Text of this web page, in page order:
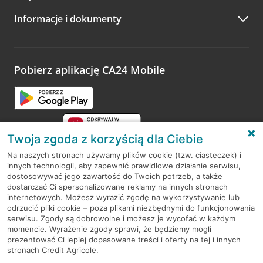
Zachęcamy do podzielenia się z nami opinią o wizycie.
opinie.
Informacje i dokumenty
Pobierz aplikację CA24 Mobile
RODO
Regulamin serwisu
Mapa serwisu
PolitykaCookies
Twoja zgoda z korzyścią dla Ciebie
Na naszych stronach używamy plików cookie (tzw. ciasteczek) i
innych technologii, aby zapewnić prawidłowe działanie serwisu,
dostosowywać jego zawartość do Twoich potrzeb, a także
dostarczać Ci spersonalizowane reklamy na innych stronach
internetowych. Możesz wyrazić zgodę na wykorzystywanie lub
odrzucić pliki cookie – poza plikami niezbędnymi do funkcjonowania
serwisu. Zgody są dobrowolne i możesz je wycofać w każdym
momencie. Wyrażenie zgody sprawi, że będziemy mogli
prezentować Ci lepiej dopasowane treści i oferty na tej i innych
stronach Credit Agricole.